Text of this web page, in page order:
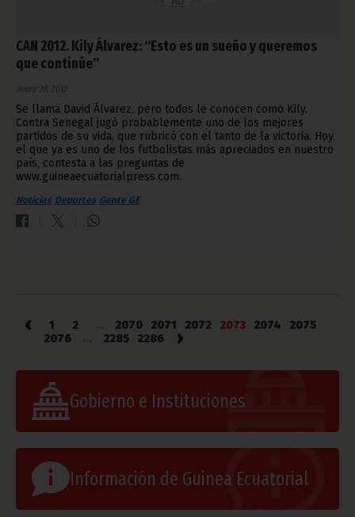
CAN 2012. Kily Álvarez: “Esto es un sueño y queremos
que continúe”
enero 28, 2012
Se llama David Álvarez, pero todos le conocen como Kily.
Contra Senegal jugó probablemente uno de los mejores
partidos de su vida, que rubricó con el tanto de la victoria. Hoy,
el que ya es uno de los futbolistas más apreciados en nuestro
país, contesta a las preguntas de
www.guineaecuatorialpress.com.
Noticias Deportes Gente GE
‹ 1 2 2070 2071 2072 2073 2074
2075
2076
2285 2286 ›
Gobierno e Instituciones
Información de Guinea Ecuatorial